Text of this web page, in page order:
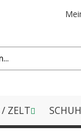
/ ZELT